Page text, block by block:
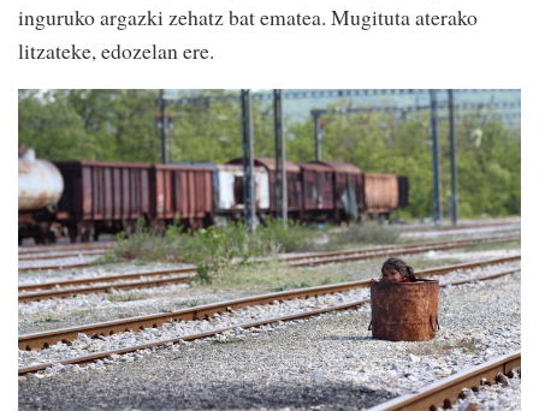
inguruko argazki zehatz bat ematea. Mugituta aterako
litzateke, edozelan ere.